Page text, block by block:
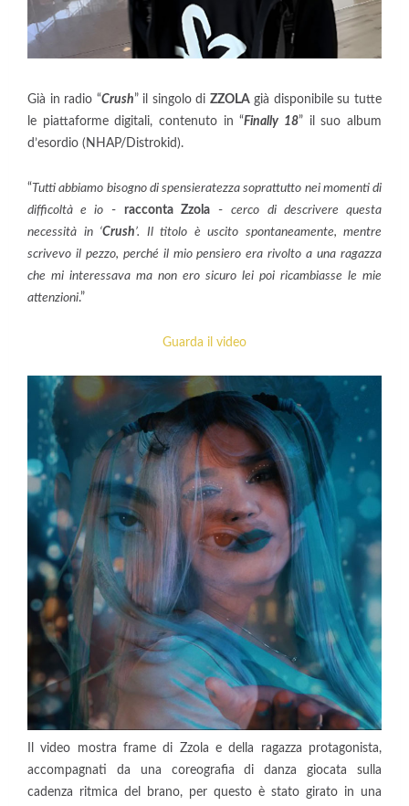
Già in radio “Crush” il singolo di ZZOLAgià disponibile su tutte
le piattaforme digitali, contenuto in “Finally 18” il suo album
d’esordio (NHAP/Distrokid).
“Tutti abbiamo bisogno di spensieratezza soprattutto nei momenti di
difficoltà e io - racconta Zzola -cerco di descrivere questa
necessità in ‘Crush’. Il titolo è uscito spontaneamente, mentre
scrivevo il pezzo, perché il mio pensiero era rivolto a una ragazza
che mi interessava ma non ero sicuro lei poi ricambiasse le mie
attenzioni.”
Guarda il video
Il video mostra frame di Zzola e della ragazza protagonista,
accompagnati da una coreografia di danza giocata sulla
cadenza ritmica del brano, per questo è stato girato in una